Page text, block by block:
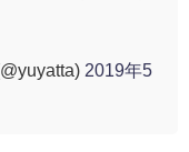
2019年5